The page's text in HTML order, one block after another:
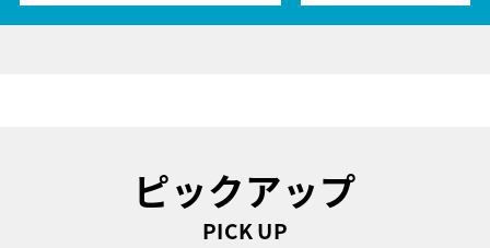
ピックアップ
PICK UP